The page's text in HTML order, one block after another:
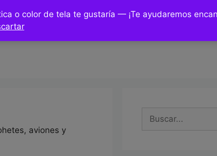
o color de tela te gustaría — ¡Te ayudaremos
/ DIY
aviones y
Buscar: